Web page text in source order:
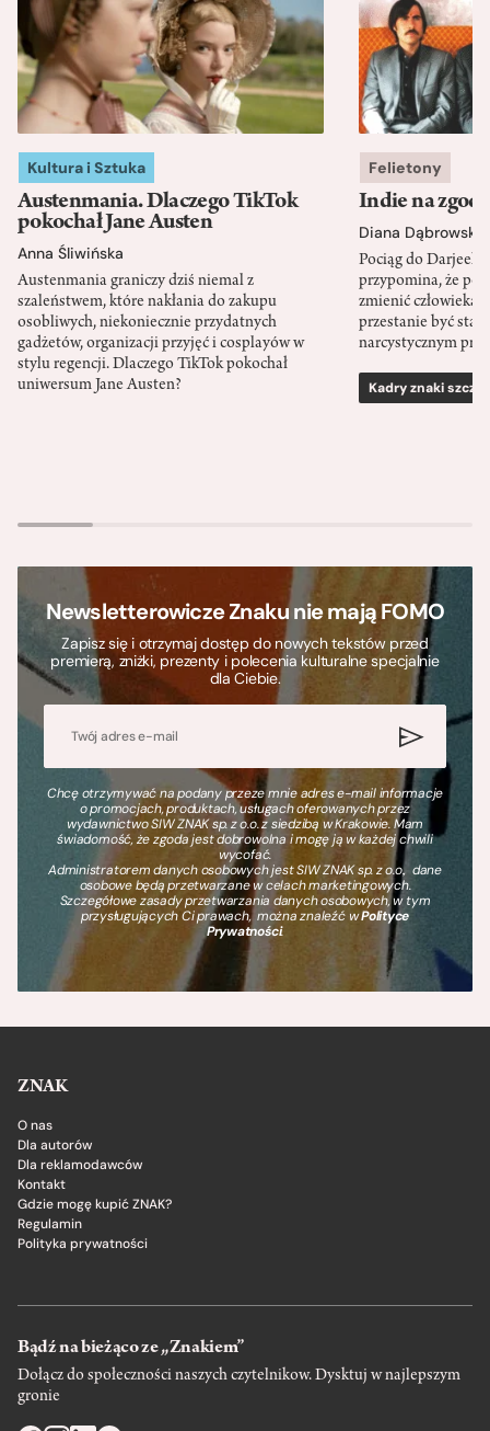
Kultura i Sztuka
Austenmania. Dlaczego TikTok
pokochał Jane Austen
Anna Śliwińska
Austenmania graniczy dziś niemal z
szaleństwem, które nakłania do zakupu
osobliwych, niekoniecznie przydatnych
gadżetów, organizacji przyjęć i cosplayów w
stylu regencji. Dlaczego TikTok pokochał
uniwersum Jane Austen?
Felietony
Indie na
Diana Dąbrowska
Pociąg do
przypomina, że
zmienić człowieka
przestanie być
narcystycznym
Kadry znaki
Newsletterowicze Znaku nie mają FOMO
Zapisz się i otrzymaj dostęp do nowych tekstów przed
premierą, zniżki, prezenty i polecenia kulturalne specjalnie
dla Ciebie.
Chcę otrzymywać na podany przeze mnie adres e-mail informacje
o promocjach, produktach, usługach oferowanych przez
wydawnictwo SIW ZNAK sp. z o.o. z siedzibą w Krakowie. Mam
świadomość, że zgoda jest dobrowolna i mogę ją w każdej chwili
wycofać.
Administratorem danych osobowych jest SIW ZNAK sp. z o.o., dane
osobowe będą przetwarzane w celach marketingowych.
Szczegółowe zasady przetwarzania danych osobowych, w tym
przysługujących Ci prawach, można znaleźć wPolityce
Prywatności.
ZNAK
O nas
Dla autorów
Dla reklamodawców
Kontakt
Gdzie mogę kupić ZNAK?
Regulamin
Polityka prywatności
Bądź na bieżąco ze „Znakiem”
Dołącz do społeczności naszych czytelnikow. Dysktuj w najlepszym
gronie